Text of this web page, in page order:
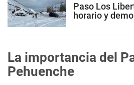
Paso Los
horario y
La importancia del
Pehuenche